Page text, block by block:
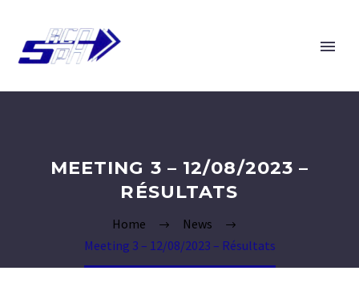
MEETING 3 – 12/08/2023 –
RÉSULTATS
Home
News
Meeting 3 – 12/08/2023 – Résultats